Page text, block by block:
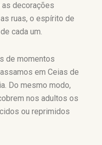
decorações
ruas, o espírito de
cada um.
de momentos
em Ceias de
Do mesmo modo,
nos adultos os
ou reprimidos